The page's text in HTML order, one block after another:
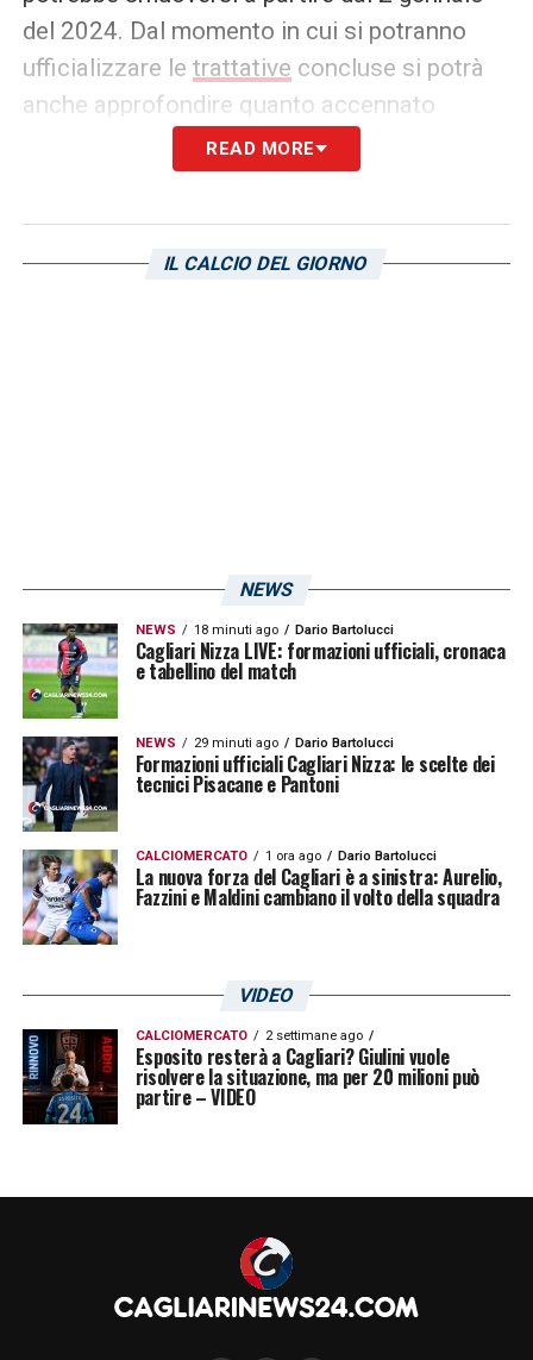
del 2024. Dal momento in cui si potranno
ufficializzare le trattative concluse si potrà
anche approfondire quanto accennato
dall’edizione odierna delCorriere dello Sport
Il quotidiano riporta che è in corso una
Kelvin Amian. Il classe 98′ francese
READ MORE
IL CALCIO DEL GIORNO
NEWS
NEWS 18 minuti ago Dario Bartolucci
Cagliari Nizza LIVE: formazioni ufficiali, cronaca
e tabellino del match
NEWS 29 minuti ago Dario Bartolucci
Formazioni ufficiali Cagliari Nizza: le scelte dei
tecnici Pisacane e Pantoni
CALCIOMERCATO 1 ora ago Dario Bartolucci
La nuova forza del Cagliari è a sinistra: Aurelio,
Fazzini e Maldini cambiano il volto della squadra
VIDEO
CALCIOMERCATO 2 settimane ago
Esposito resterà a Cagliari? Giulini vuole
risolvere la situazione, ma per 20 milioni può
partire – VIDEO